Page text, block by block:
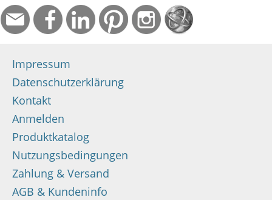
Impressum
Datenschutzerklärung
Kontakt
Anmelden
Produktkatalog
Nutzungsbedingungen
Zahlung & Versand
AGB & Kundeninfo